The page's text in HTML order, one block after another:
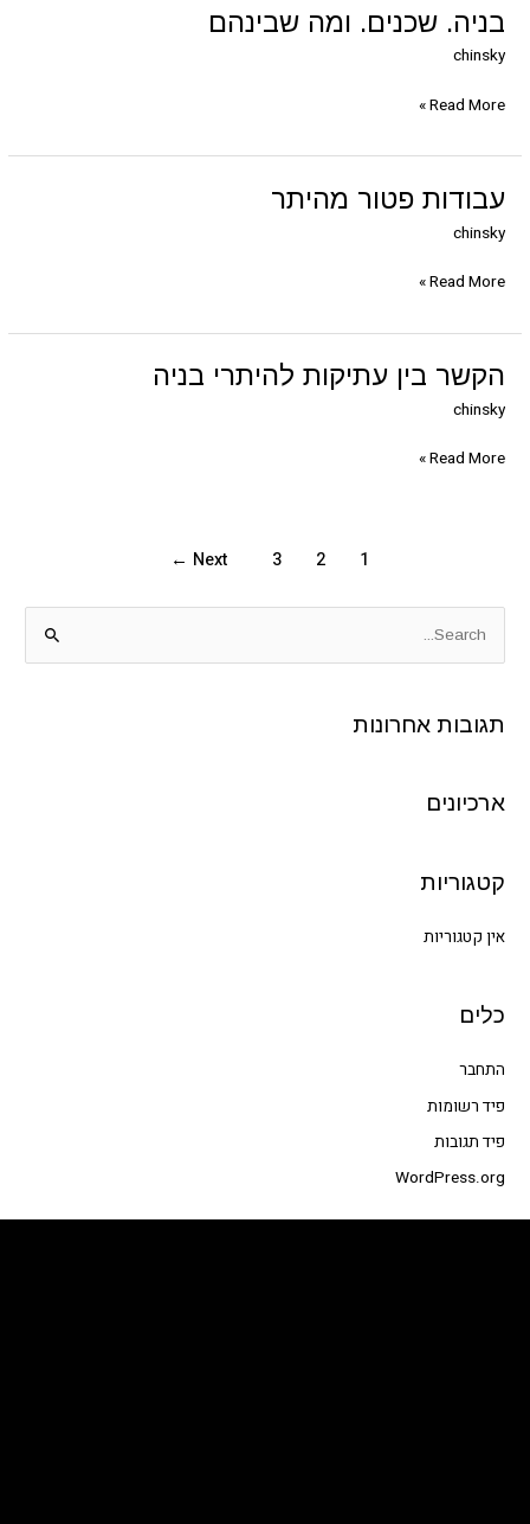
בניה. שכנים. ומה שבינהם
chinsky
בניה.
ומה
שבינהם
Read More »
עבודות פטור מהיתר
chinsky
עבודות
מהיתר
Read More »
הקשר בין עתיקות להיתרי בניה
chinsky
הקשר
עתיקות
להיתרי
Read More »
1
2
3
Next
←
e
r
h
r
תגובות אחרונות
ארכיונים
קטגוריות
אין קטגוריות
כלים
התחבר
פיד רשומות
פיד תגובות
WordPress.org